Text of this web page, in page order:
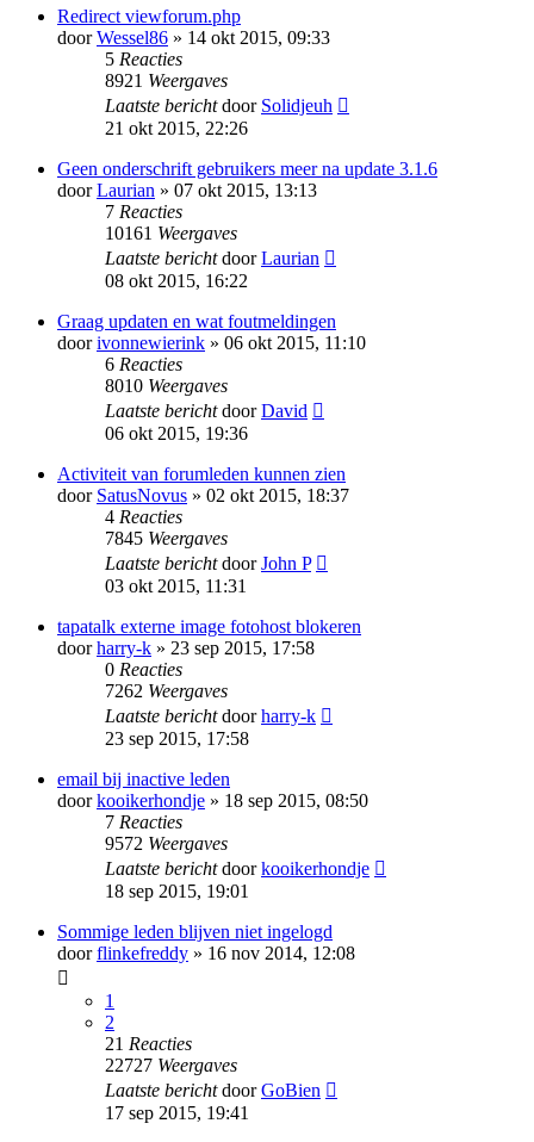
Redirect viewforum.php
doorWessel86 » 14 okt 2015, 09:33
5 Reacties
8921 Weergaves
Laatste berichtdoor Solidjeuh
21 okt 2015, 22:26
Geen onderschrift gebruikers meer na update 3.1.6
doorLaurian » 07 okt 2015, 13:13
7 Reacties
10161 Weergaves
Laatste berichtdoorLaurian
08 okt 2015, 16:22
Graag updaten en wat foutmeldingen
doorivonnewierink » 06 okt 2015, 11:10
6 Reacties
8010 Weergaves
Laatste berichtdoorDavid
06 okt 2015, 19:36
Activiteit van forumleden kunnen zien
door SatusNovus » 02 okt 2015, 18:37
4 Reacties
7845 Weergaves
Laatste berichtdoorJohn P
03 okt 2015, 11:31
tapatalk externe image fotohost blokeren
doorharry-k » 23 sep 2015, 17:58
0 Reacties
7262 Weergaves
Laatste berichtdoorharry-k
23 sep 2015, 17:58
email bij inactive leden
doorkooikerhondje » 18 sep 2015, 08:50
7 Reacties
9572 Weergaves
Laatste berichtdoorkooikerhondje
18 sep 2015, 19:01
Sommige leden blijven niet ingelogd
doorflinkefreddy » 16 nov 2014, 12:08
1
2
21 Reacties
22727 Weergaves
Laatste berichtdoorGoBien
17 sep 2015, 19:41